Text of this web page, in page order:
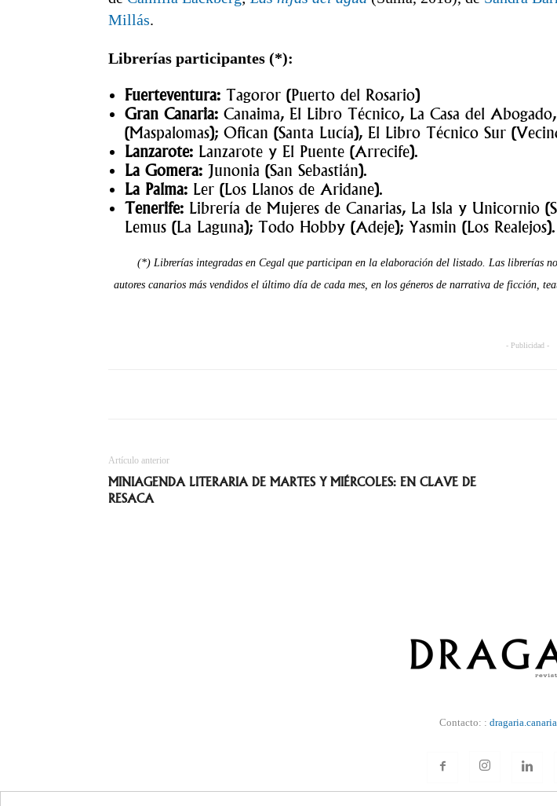
Millás.
Librerías participantes (*):
Fuerteventura: Tagoror (Puerto del Rosario)
Gran Canaria: Canaima, El Libro Técnico, La Casa del
(Maspalomas); Ofican (Santa Lucía), El Libro Técnico Sur
Lanzarote: Lanzarote y El Puente (Arrecife).
La Gomera: Junonia (San Sebastián).
La Palma: Ler (Los Llanos de Aridane).
Tenerife: Librería de Mujeres de Canarias, La Isla y Unicornio
Lemus (La Laguna); Todo Hobby (Adeje); Yasmin (Los Realejos).
(*) Librerías integradas en Cegal que participan en la elaboración del listado. Las librerías
autores canarios más vendidos el último día de cada mes, en los géneros de narrativa de ficción,
- Publicidad -
Artículo anterior
MINIAGENDA LITERARIA DE MARTES Y MIÉRCOLES: EN CLAVE DE
RESACA
Contacto: :